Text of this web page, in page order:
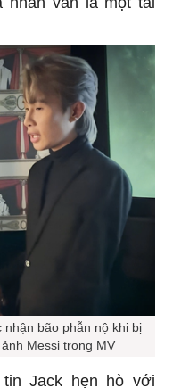
nhận bão phẫn nộ khi bị
Messi trong MV
tin Jack hẹn hò với